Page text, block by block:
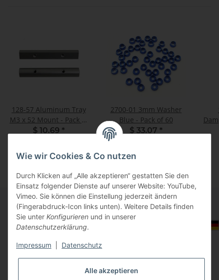
128-57 Aluminum Tray
M3 x 52 Mount - Pack of
2
$ 10.69 *
2700-01 3mm Washer
Blue - Pack of 60
$ 33.07 *
Informationen
Gesetzliche Informationen
Wie wir Cookies & Co nutzen
Durch Klicken auf „Alle akzeptieren“ gestatten Sie den
Einsatz folgender Dienste auf unserer Website: YouTube,
Vimeo. Sie können die Einstellung jederzeit ändern
(Fingerabdruck-Icon links unten). Weitere Details finden
Sie unter Konfigurieren und in unserer
Datenschutzerklärung.
Impressum Datenschutz
Alle akzeptieren